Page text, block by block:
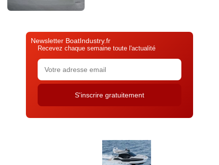
Newsletter BoatIndustry.fr
Recevez chaque semaine toute l'actualité